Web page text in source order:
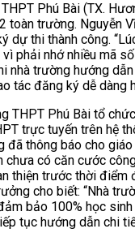
Phú Bài (TX.
toàn trường. Nguyễn
dự thi thành công.
phải nhớ nhiều mã
nhà trường hướng
tác đăng ký dễ dàng
THPT Phú Bài tổ
trực tuyến trên hệ
đã thông báo cho
chưa có căn cước
thiện trước thời điểm
cho biết: “Nhà
bảo 100% học
tục hướng dẫn chi